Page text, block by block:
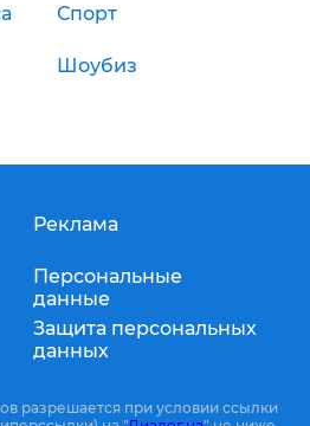
Спорт
Шоубиз
Реклама
Персональные
данные
Защита персональных
данных
разрешается при условии ссылки